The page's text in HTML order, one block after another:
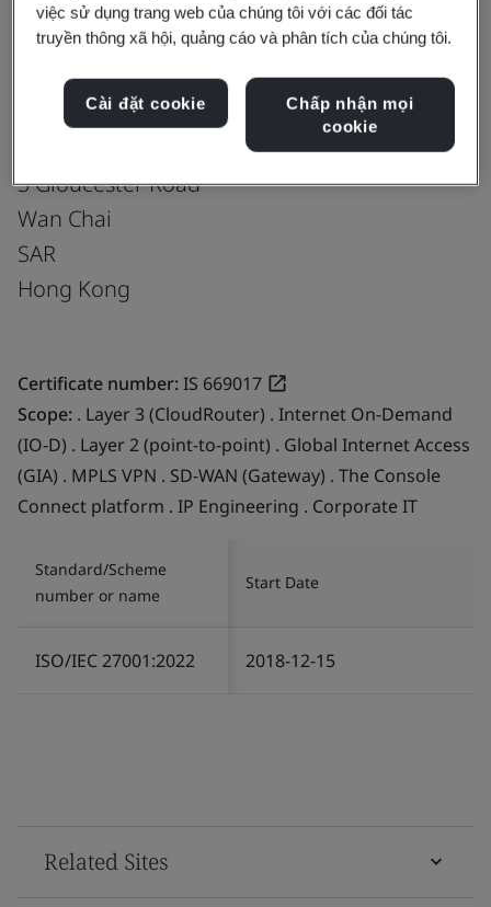
HKT Global (HK) Limited
Co-located Data Centre
(HKG08, TMH09) Room 0224 2/F & 9/F
3 Gloucester Road
Wan Chai
SAR
Hong Kong
Certificate number:IS 669017
Scope: . Layer 3 (CloudRouter) . Internet On-Demand
(IO-D) . Layer 2 (point-to-point) . Global Internet Access
(GIA) . MPLS VPN . SD-WAN (Gateway) . The Console
Connect platform . IP Engineering . Corporate IT
Standard/Scheme
number or name
Start Date
ISO/IEC 27001:2022 2018-12-15
Related Sites
việc sử dụng trang web của chúng tôi với các đối tác
truyền thông xã hội, quảng cáo và phân tích của chúng tôi.
Cài đặt cookie
Chấp nhận mọi
cookie